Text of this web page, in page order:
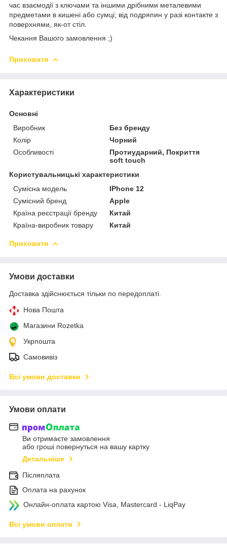
час взаємодії з ключами та іншими дрібними металевими
предметами в кишені або сумці; від подряпин у разі контакте з
поверхнями, як-от стіл.
Чекання Вашого замовлення ;)
Приховати
Характеристики
Основні
Виробник
Без бренду
Колір
Чорний
Особливості
Протиударний, Покриття
soft touch
Користувальницькі характеристики
Сумісна модель
IPhone 12
Сумісний бренд
Apple
Країна реєстрації бренду
Китай
Країна-виробник товару
Китай
Приховати
Умови доставки
Доставка здійснюється тільки по передоплаті.
Нова Пошта
Магазини Rozetka
Укрпошта
Самовивіз
Всі умови доставки
Умови оплати
Ви отримаєте замовлення
або гроші повернуться на вашу картку
Детальніше
Післяплата
Оплата на рахунок
Онлайн-оплата картою Visa, Mastercard - LiqPay
Всі умови оплати